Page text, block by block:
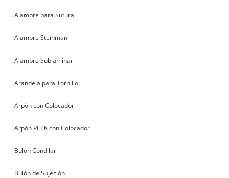
Alambre para Sutura
Alambre Steinman
Alambre Sublaminar
Arandela para Tornillo
Arpón con Colocador
Arpón PEEK con Colocador
Bulón Condilar
Bulón de Sujeción